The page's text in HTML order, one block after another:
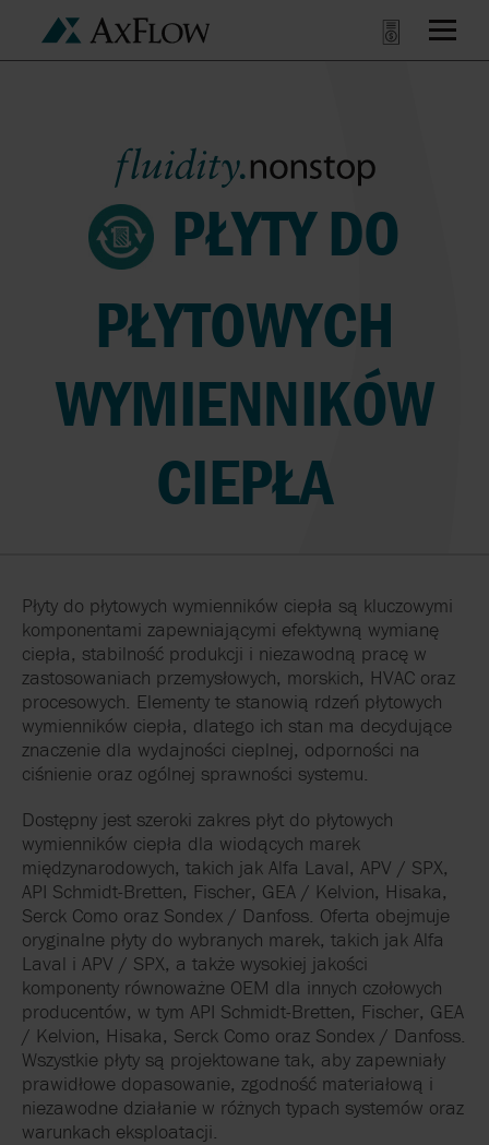
PŁYTY DO
PŁYTOWYCH
WYMIENNIKÓW
CIEPŁA
Płyty do płytowych wymienników ciepła są kluczowymi
komponentami zapewniającymi efektywną wymianę
ciepła, stabilność produkcji i niezawodną pracę w
zastosowaniach przemysłowych, morskich, HVAC oraz
procesowych. Elementy te stanowią rdzeń płytowych
wymienników ciepła, dlatego ich stan ma decydujące
znaczenie dla wydajności cieplnej, odporności na
ciśnienie oraz ogólnej sprawności systemu.
Dostępny jest szeroki zakres płyt do płytowych
wymienników ciepła dla wiodących marek
międzynarodowych, takich jak Alfa Laval, APV / SPX,
API Schmidt-Bretten, Fischer, GEA / Kelvion, Hisaka,
Serck Como oraz Sondex / Danfoss. Oferta obejmuje
oryginalne płyty do wybranych marek, takich jak Alfa
Laval i APV / SPX, a także wysokiej jakości
komponenty równoważne OEM dla innych czołowych
producentów, w tym API Schmidt-Bretten, Fischer, GEA
/ Kelvion, Hisaka, Serck Como oraz Sondex / Danfoss.
Wszystkie płyty są projektowane tak, aby zapewniały
prawidłowe dopasowanie, zgodność materiałową i
niezawodne działanie w różnych typach systemów oraz
warunkach eksploatacji.